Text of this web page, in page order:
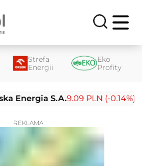
Strefa
Energii
Eko
Profity
S.A.9.09 PLN (-0.14%)
REKLAMA